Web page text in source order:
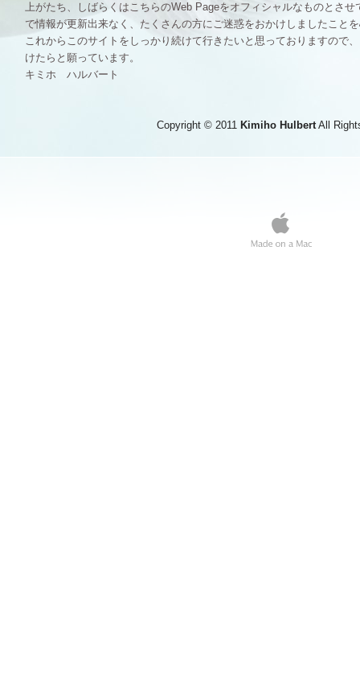
上がたち、しばらくはこちらのWeb Pageをオフィシャルなものとさ
で情報が更新出来なく、たくさんの方にご迷惑をおかけしましたこと
これからこのサイトをしっかり続けて行きたいと思っておりますので
けたらと願っています。
キミホ ハルバート
Copyright © 2011 Kimiho HulbertAll